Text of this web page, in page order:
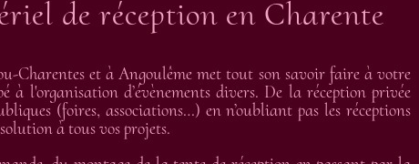
de réception en Charente
Charentes et à Angoulême met tout son savoir faire à votre
à l'organisation d’évènements divers. De la réception privée
(foires, associations…) en n’oubliant pas les réceptions
à tous vos projets.